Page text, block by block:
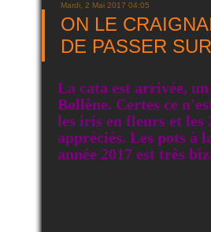
Mardi, 2 Mai 2017 04:05
ON LE
DE PASSER
La cata est arrivée,
Bollène. Certes ce
les iris en fleurs et les
appréciés. Les pots à
année 2017 est très